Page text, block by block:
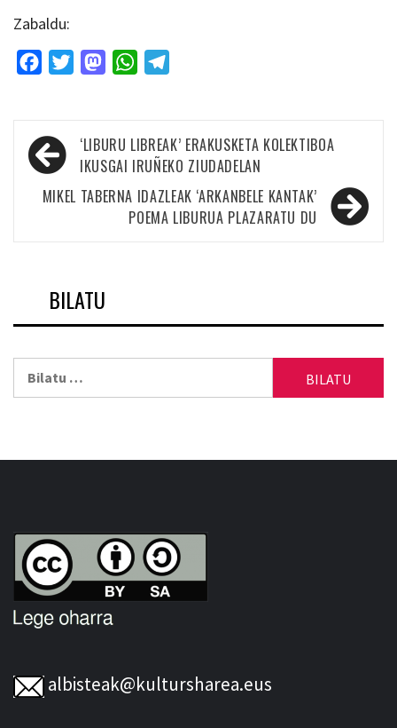
Zabaldu:
FacebookTwitterMastodonWhatsApp
Bidalketetan
zehar
nabigatu
‘LIBURU LIBREAK’ ERAKUSKETA KOLEKTIBOA
IKUSGAI IRUÑEKO ZIUDADELAN
MIKEL TABERNA IDAZLEAK ‘ARKANBELE KANTAK’
POEMA LIBURUA PLAZARATU DU
BILATU
albisteak@kultursharea.eus